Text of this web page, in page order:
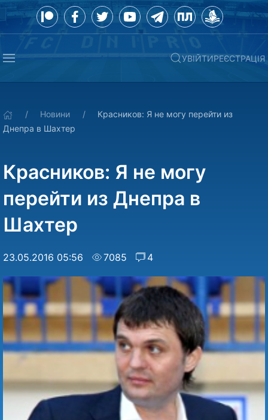
УВІЙТИРЕЄСТРАЦІЯ
Новини
Красников: Я не могу перейти из
Днепра в Шахтер
Красников: Я не могу
перейти из Днепра в
Шахтер
23.05.2016 05:56 7085 4